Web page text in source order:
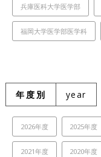
兵庫医科大学医学部
福岡大学医学部医学科
年度別 year
2026年度 2025年度
2021年度 2020年度